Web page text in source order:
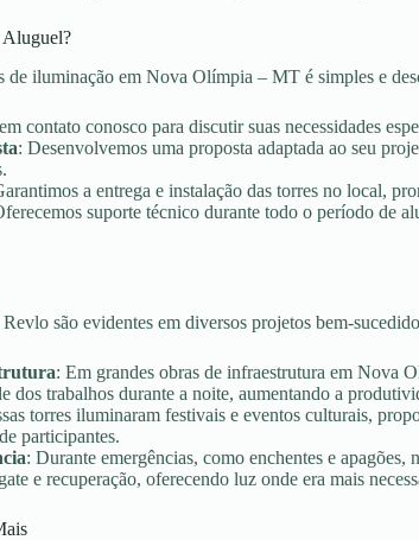
Aluguel?
de iluminação em Nova Olímpia – MT é simples e
contato conosco para discutir suas necessidades
: Desenvolvemos uma proposta adaptada ao seu
a entrega e instalação das torres no local,
suporte técnico durante todo o período de
são evidentes em diversos projetos bem-
: Em grandes obras de infraestrutura em Nova
dos trabalhos durante a noite, aumentando a
torres iluminaram festivais e eventos culturais,
participantes.
: Durante emergências, como enchentes e
e recuperação, oferecendo luz onde era mais